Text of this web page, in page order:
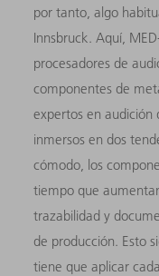
por tanto, algo
Innsbruck. Aquí,
procesadores de
componentes de
expertos en audición
inmersos en dos
cómodo, los
tiempo que
trazabilidad y
de producción. Esto
tiene que aplicar